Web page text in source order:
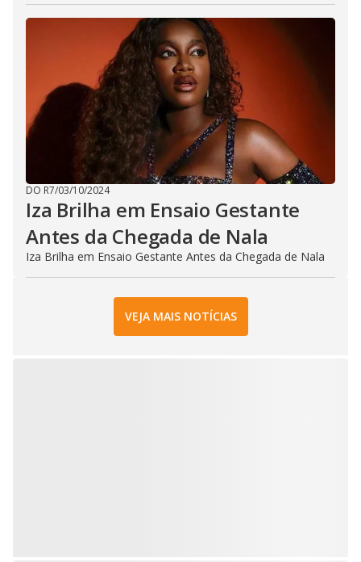
DO R7/03/10/2024
Iza Brilha em Ensaio Gestante
Antes da Chegada de Nala
Iza Brilha em Ensaio Gestante Antes da Chegada de Nala
VEJA MAIS NOTÍCIAS